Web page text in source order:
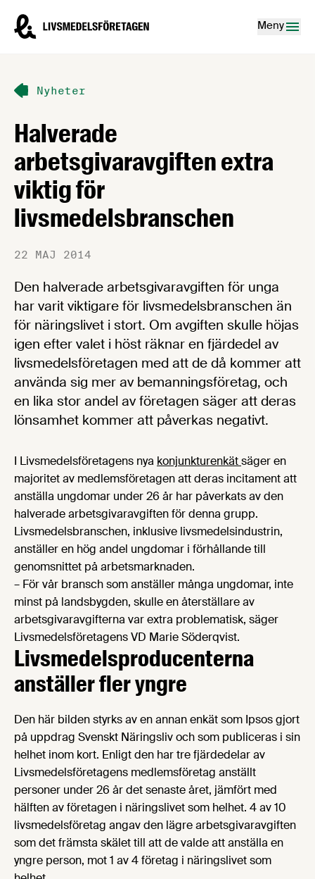
Livsmedelsföretagen – till startsidan
Meny
Nyheter
Halverade
arbetsgivaravgiften extra
viktig för
livsmedelsbranschen
22 MAJ 2014
Den halverade arbetsgivaravgiften för unga
har varit viktigare för livsmedelsbranschen än
för näringslivet i stort. Om avgiften skulle höjas
igen efter valet i höst räknar en fjärdedel av
livsmedelsföretagen med att de då kommer att
använda sig mer av bemanningsföretag, och
en lika stor andel av företagen säger att deras
lönsamhet kommer att påverkas negativt.
I Livsmedelsföretagens nya konjunkturenkätsäger en
majoritet av medlemsföretagen att deras incitament att
anställa ungdomar under 26 år har påverkats av den
halverade arbetsgivaravgiften för denna grupp.
Livsmedelsbranschen, inklusive livsmedelsindustrin,
anställer en hög andel ungdomar i förhållande till
genomsnittet på arbetsmarknaden.
– För vår bransch som anställer många ungdomar, inte
minst på landsbygden, skulle en återställare av
arbetsgivaravgifterna var extra problematisk, säger
Livsmedelsföretagens VD Marie Söderqvist.
Livsmedels­producenterna
anställer fler yngre
Den här bilden styrks av en annan enkät som Ipsos gjort
på uppdrag Svenskt Näringsliv och som publiceras i sin
helhet inom kort. Enligt den har tre fjärdedelar av
Livsmedelsföretagens medlemsföretag anställt
personer under 26 år det senaste året, jämfört med
hälften av företagen i näringslivet som helhet. 4 av 10
livsmedelsföretag angav den lägre arbetsgivaravgiften
som det främsta skälet till att de valde att anställa en
yngre person, mot 1 av 4 företag i näringslivet som